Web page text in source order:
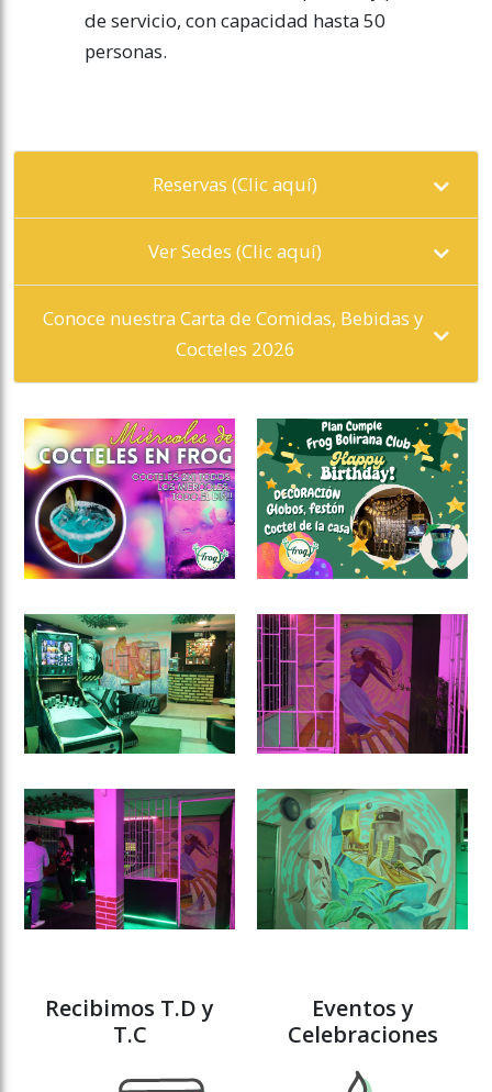
de servicio, con capacidad hasta 50
personas.
Reservas (Clic aquí)
Ver Sedes (Clic aquí)
Conoce nuestra Carta de Comidas, Bebidas y
Cocteles 2026
Recibimos T.D y
T.C
Eventos y
Celebraciones